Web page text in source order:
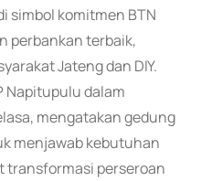
simbol komitmen BTN
perbankan terbaik,
Jateng dan DIY.
Napitupulu dalam
mengatakan gedung
menjawab kebutuhan
transformasi perseroan